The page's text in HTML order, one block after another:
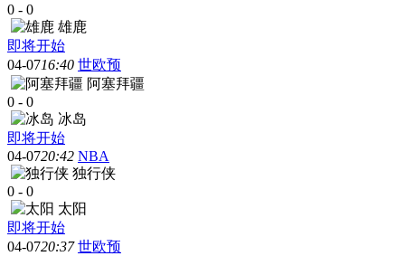
0 - 0
雄鹿
即将开始
04-0716:40 世欧预
阿塞拜疆
0 - 0
冰岛
即将开始
04-0720:42 NBA
独行侠
0 - 0
太阳
即将开始
04-0720:37 世欧预